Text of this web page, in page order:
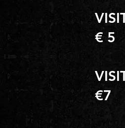
€ 5
€7